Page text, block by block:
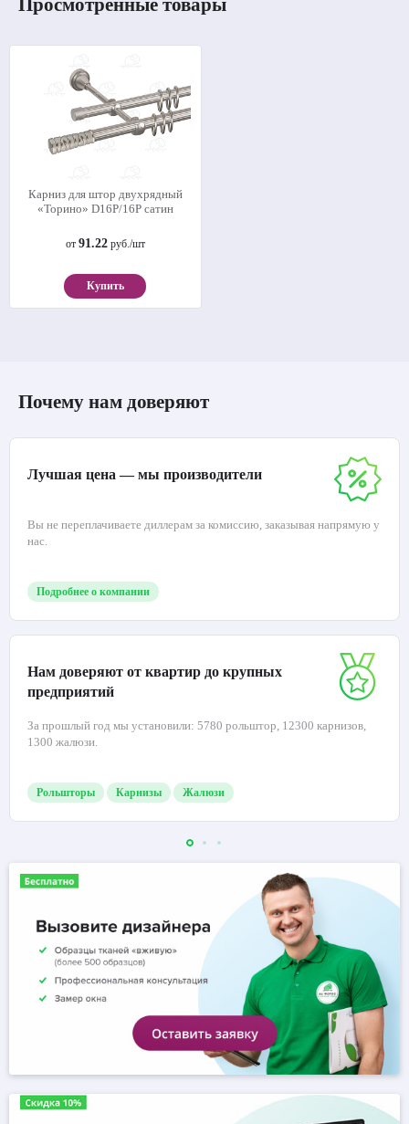
Карниз для штор двухрядный
«Торино» D16Р/16Р сатин
от 91.22руб./шт
Купить
Почему нам доверяют
Лучшая цена — мы производители
Вы не переплачиваете диллерам за комиссию, заказывая напрямую у
нас.
Подробнее о компании
Нам доверяют от квартир до крупных
предприятий
За прошлый год мы установили: 5780 рольштор, 12300 карнизов,
1300 жалюзи.
Рольшторы Карнизы Жалюзи